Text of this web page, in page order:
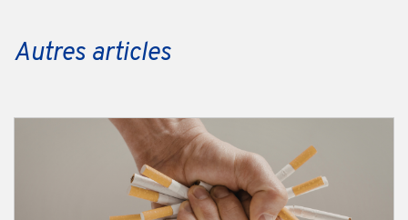
Autres articles